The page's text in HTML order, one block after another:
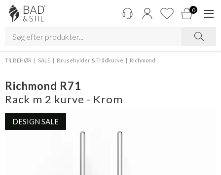
0
TILBEHØR SALE Brusehylder & Trådkurve Richmond
Richmond R71
Rack m 2 kurve - Krom
DESIGN SALE